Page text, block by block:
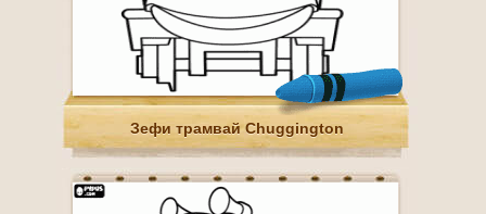
Зефи трамвай Chuggington